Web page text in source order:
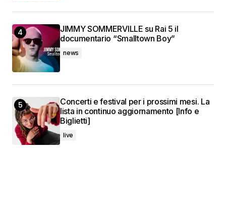
JIMMY SOMMERVILLE su Rai 5 il
documentario “Smalltown Boy”
news
Concerti e festival per i prossimi mesi. La
lista in continuo aggiornamento [Info e
Biglietti]
live